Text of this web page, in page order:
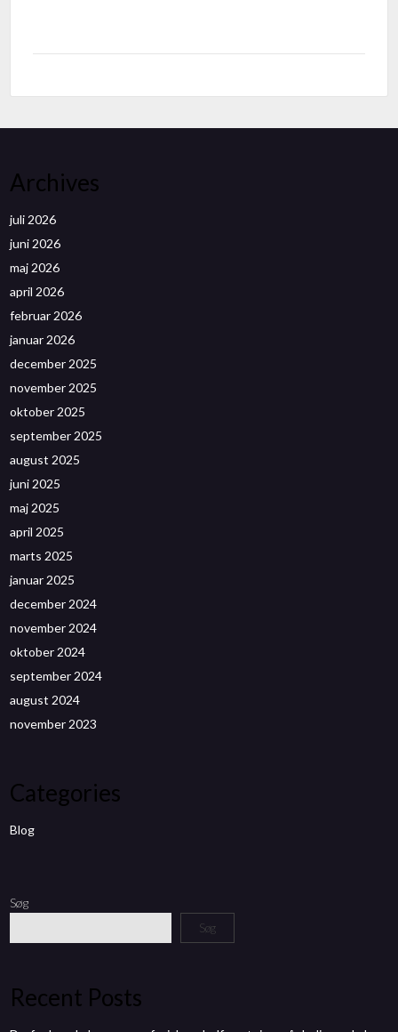
Archives
juli 2026
juni 2026
maj 2026
april 2026
februar 2026
januar 2026
december 2025
november 2025
oktober 2025
september 2025
august 2025
juni 2025
maj 2025
april 2025
marts 2025
januar 2025
december 2024
november 2024
oktober 2024
september 2024
august 2024
november 2023
Categories
Blog
Søg
Søg
Recent Posts